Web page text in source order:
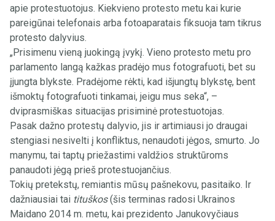
apie protestuotojus. Kiekvieno protesto metu kai kurie
pareigūnai telefonais arba fotoaparatais fiksuoja tam tikrus
protesto dalyvius.
„Prisimenu vieną juokingą įvykį. Vieno protesto metu pro
parlamento langą kažkas pradėjo mus fotografuoti, bet su
įjungta blykste. Pradėjome rėkti, kad išjungtų blykstę, bent
išmoktų fotografuoti tinkamai, jeigu mus seka“, –
dviprasmiškas situacijas prisiminė protestuotojas.
Pasak dažno protestų dalyvio, jis ir artimiausi jo draugai
stengiasi nesivelti į konfliktus, nenaudoti jėgos, smurto. Jo
manymu, tai taptų priežastimi valdžios struktūroms
panaudoti jėgą prieš protestuojančius.
Tokių pretekstų, remiantis mūsų pašnekovu, pasitaiko. Ir
dažniausiai tai tituškos(šis terminas radosi Ukrainos
Maidano 2014 m. metu, kai prezidento Janukovyčiaus